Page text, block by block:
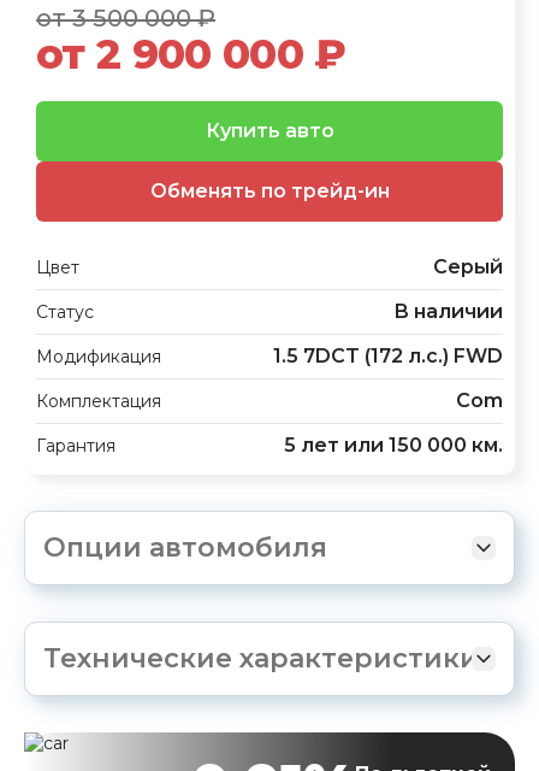
от 3 500 000 ₽
от 2 900 000 ₽
Обменять по трейд-ин
Купить авто
Цвет Серый
Статус В наличии
Модификация 1.5 7DCT (172 л.с.) FWD
Комплектация Com
Гарантия 5 лет или 150 000 км.
Опции автомобиля
Технические характеристики